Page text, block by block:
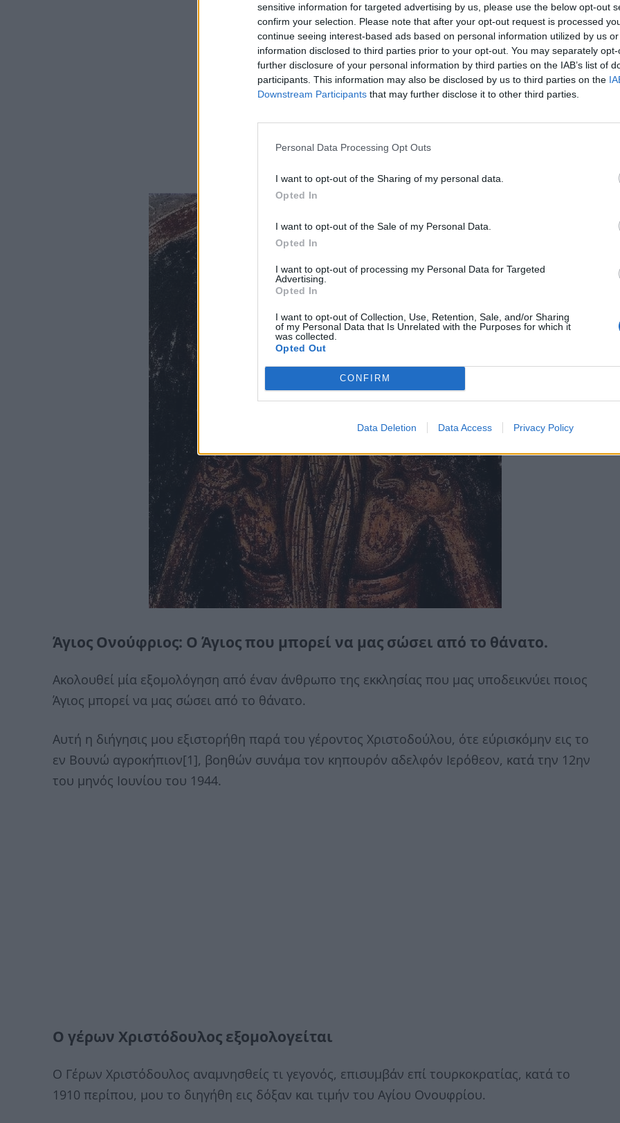
sensitive information for targeted advertising by us, please use the below opt-out
confirm your selection. Please note that after your opt-out request is processed
continue seeing interest-based ads based on personal information utilized by us
information disclosed to third parties prior to your opt-out. You may separately
further disclosure of your personal information by third parties on the IAB’s list of
participants. This information may also be disclosed by us to third parties on the
Downstream Participants that may further disclose it to other third parties.
Personal Data Processing Opt Outs
I want to opt-out of the Sharing of my personal data.
Opted In
I want to opt-out of the Sale of my Personal Data.
Opted In
I want to opt-out of processing my Personal Data for Targeted
Advertising.
Opted In
I want to opt-out of Collection, Use, Retention, Sale, and/or Sharing
of my Personal Data that Is Unrelated with the Purposes for which it
was collected.
Opted Out
CONFIRM
Data Deletion Data Access Privacy Policy
Άγιος Ονούφριος: Ο Άγιος που μπορεί να μας σώσει από το θάνατο.
Ακολουθεί μία εξομολόγηση από έναν άνθρωπο της εκκλησίας που μας υποδεικνύει ποιος
Άγιος μπορεί να μας σώσει από το θάνατο.
Αυτή η διήγησις μου εξιστορήθη παρά του γέροντος Χριστοδούλου, ότε εύρισκόμην εις το
εν Βουνώ αγροκήπιον[1], βοηθών συνάμα τον κηπουρόν αδελφόν Ιερόθεον, κατά την 12ην
του μηνός Ιουνίου του 1944.
Ο γέρων Χριστόδουλος εξομολογείται
Ο Γέρων Χριστόδουλος αναμνησθείς τι γεγονός, επισυμβάν επί τουρκοκρατίας, κατά το
1910 περίπου, μου το διηγήθη εις δόξαν και τιμήν του Αγίου Ονουφρίου.